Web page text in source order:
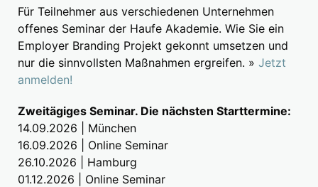
Für Teilnehmer aus verschiedenen Unternehmen
offenes Seminar der Haufe Akademie. Wie Sie ein
Employer Branding Projekt gekonnt umsetzen und
nur die sinnvollsten Maßnahmen ergreifen. » Jetzt
anmelden!
Zweitägiges Seminar. Die nächsten Starttermine:
14.09.2026 | München
16.09.2026 | Online Seminar
26.10.2026 | Hamburg
01.12.2026 | Online Seminar